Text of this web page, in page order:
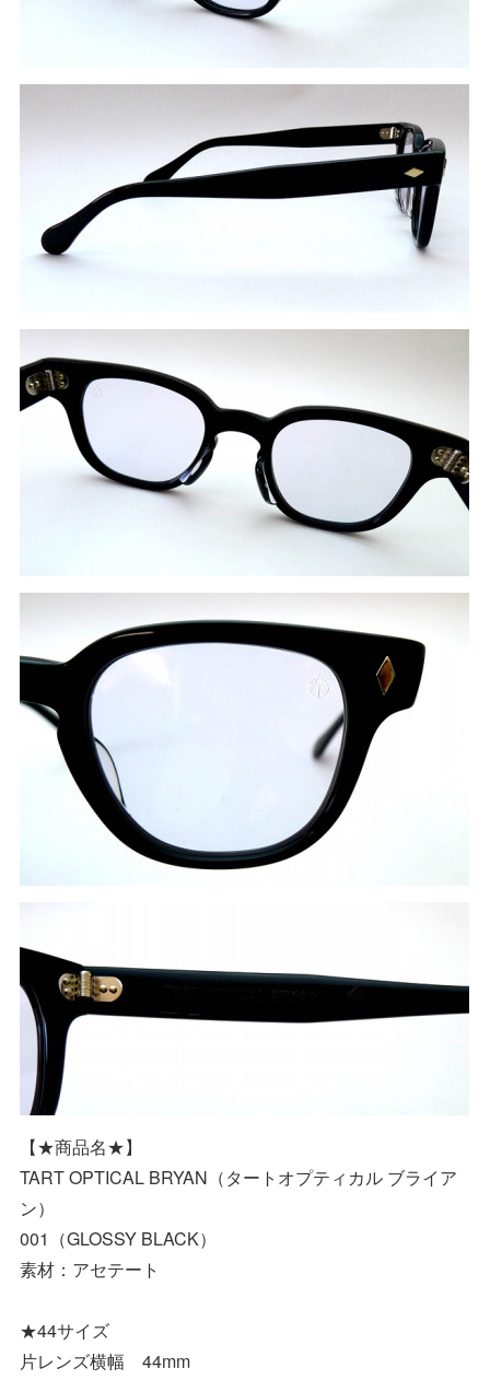
【★商品名★】
TART OPTICAL BRYAN（タートオプティカル ブライア
ン）
001（GLOSSY BLACK）
素材：アセテート
★44サイズ
片レンズ横幅 44mm